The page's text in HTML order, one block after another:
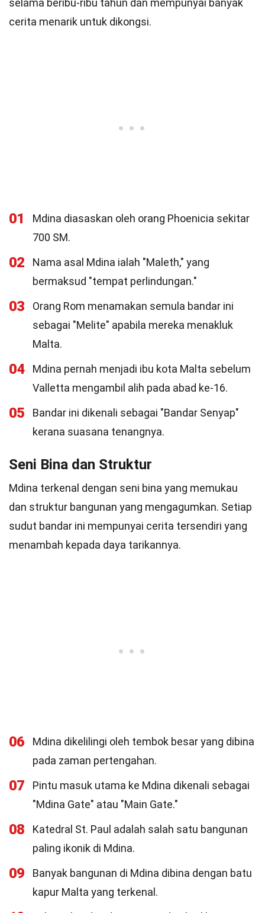
selama beribu-ribu tahun dan mempunyai banyak
cerita menarik untuk dikongsi.
01
Mdina diasaskan oleh orang Phoenicia sekitar
700 SM.
02
Nama asal Mdina ialah "Maleth," yang
bermaksud "tempat perlindungan."
03
Orang Rom menamakan semula bandar ini
sebagai "Melite" apabila mereka menakluk
Malta.
04
Mdina pernah menjadi ibu kota Malta sebelum
Valletta mengambil alih pada abad ke-16.
05
Bandar ini dikenali sebagai "Bandar Senyap"
kerana suasana tenangnya.
Seni Bina dan Struktur
Mdina terkenal dengan seni bina yang memukau
dan struktur bangunan yang mengagumkan. Setiap
sudut bandar ini mempunyai cerita tersendiri yang
menambah kepada daya tarikannya.
06
Mdina dikelilingi oleh tembok besar yang dibina
pada zaman pertengahan.
07
Pintu masuk utama ke Mdina dikenali sebagai
"Mdina Gate" atau "Main Gate."
08
Katedral St. Paul adalah salah satu bangunan
paling ikonik di Mdina.
09
Banyak bangunan di Mdina dibina dengan batu
kapur Malta yang terkenal.